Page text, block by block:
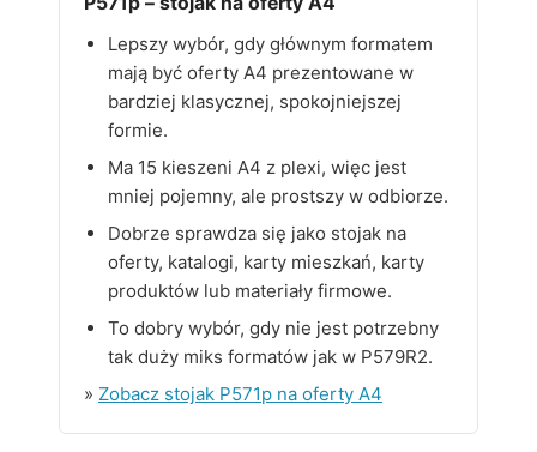
Lepszy wybór, gdy głównym formatem
mają być oferty A4 prezentowane w
bardziej klasycznej, spokojniejszej
formie.
Ma 15 kieszeni A4 z plexi, więc jest
mniej pojemny, ale prostszy w odbiorze.
Dobrze sprawdza się jako stojak na
oferty, katalogi, karty mieszkań, karty
produktów lub materiały firmowe.
To dobry wybór, gdy nie jest potrzebny
tak duży miks formatów jak w P579R2.
» Zobacz stojak P571p na oferty A4